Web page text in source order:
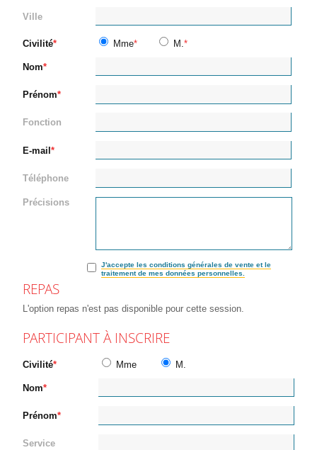
Ville
Civilité Mme M.
Nom
Prénom
Fonction
E-mail
Téléphone
Précisions
J'accepte les conditions générales de vente et le
traitement de mes données personnelles.
REPAS
L'option repas n'est pas disponible pour cette session.
PARTICIPANT À INSCRIRE
Civilité Mme M.
Nom
Prénom
Service